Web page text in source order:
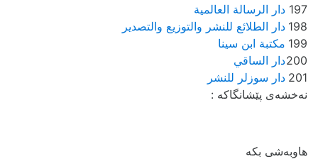
197 دار الرسالة العالمية
198 دار الطلائع للنشر والتوزيع والتصدير
199 مكتبة ابن سينا
200دار الساقي
201 دار سوزلر للنشر
نەخشەی پێشانگاکە :
هاوبەشی بکە